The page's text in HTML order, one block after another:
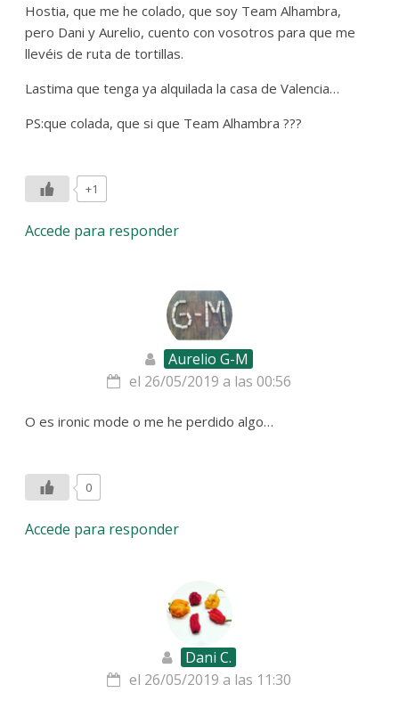
Hostia, que me he colado, que soy Team Alhambra,
pero Dani y Aurelio, cuento con vosotros para que me
llevéis de ruta de tortillas.
Lastima que tenga ya alquilada la casa de Valencia…
PS:que colada, que si que Team Alhambra ???
+1
Accede para responder
Aurelio G-M
el 26/05/2019 a las 00:56
O es ironic mode o me he perdido algo…
0
Accede para responder
Dani C.
el 26/05/2019 a las 11:30